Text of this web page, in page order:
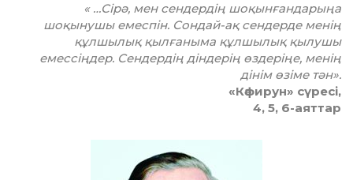
« …Сірә, мен сендердің шоқынғандарыңа
шоқынушы емеспін. Сондай-ақ сендерде менің
құлшылық қылғаныма құлшылық қылушы
емессіңдер. Сендердің діндерің өздеріңе, менің
дінім өзіме тән».
«Кәфирун» сүресі,
4, 5, 6-аяттар